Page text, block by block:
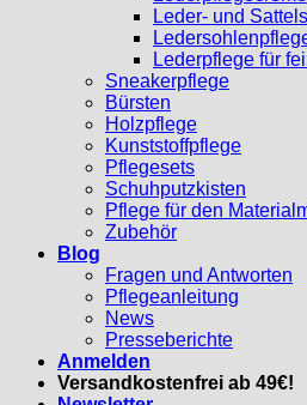
Leder- und
Lederpflege für
Sneakerpflege
Bürsten
Holzpflege
Kunststoffpflege
Pflegesets
Schuhputzkisten
Pflege für den
Zubehör
Blog
Fragen und Antworten
Pflegeanleitung
News
Presseberichte
Anmelden
Versandkostenfrei ab 49€!